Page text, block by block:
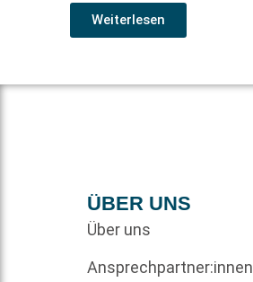
Weiterlesen
ÜBER UNS
Über uns
Ansprechpartner:innen